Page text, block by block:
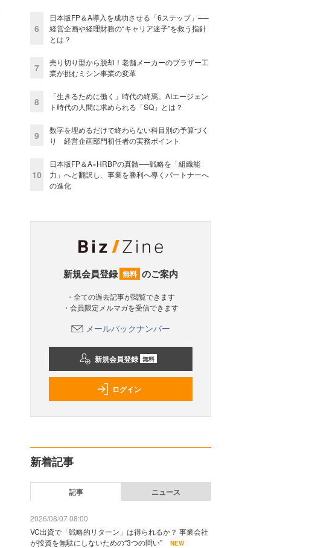
6
日本版FP＆A導入を成功させる「6ステップ」──
経営企画や経理財務の“キャリア迷子”を救う指針
とは？
7
売り切り型から脱却！老舗メーカーのブラザー工
業が挑むミシン事業の変革
8
「生きるために働く」時代の終焉。AIエージェン
ト時代の人間に求められる「SQ」とは？
9
数字を埋めるだけで終わらない科目別の予算づく
り 経営企画部門初任者の実務ポイント
10
日本版FP＆A×HRBPの真髄──戦略を「組織能
力」へと翻訳し、事業を勝利へ導くパートナーへ
の進化
新規会員登録 無料 のご案内
・全ての過去記事が閲覧できます
・会員限定メルマガを受信できます
メールバックナンバー
新規会員登録 無料
ログイン
新着記事
記事 ニュース
2026/08/07 08:00
VC出資で「戦略的リターン」は得られるか？ 事業会社
が投資を無駄にしないための“3つの問い”
NEW